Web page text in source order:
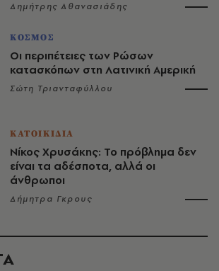
Δημήτρης Αθανασιάδης
ΚΟΣΜΟΣ
Οι περιπέτειες των Ρώσων
κατασκόπων στη Λατινική Αμερική
Σώτη Τριανταφύλλου
ΚΑΤΟΙΚΙΔΙΑ
Νίκος Χρυσάκης: Το πρόβλημα δεν
είναι τα αδέσποτα, αλλά οι
άνθρωποι
Δήμητρα Γκρους